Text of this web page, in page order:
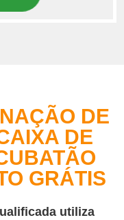
DE
DE
GRÁTIS
utiliza